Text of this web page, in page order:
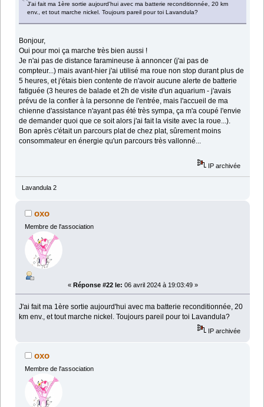
J'ai fait ma 1ère sortie aujourd'hui avec ma batterie reconditionnée, 20 km
env., et tout marche nickel. Toujours pareil pour toi Lavandula?
Bonjour,
Oui pour moi ça marche très bien aussi !
Je n'ai pas de distance faramineuse à annoncer (j'ai pas de
compteur...) mais avant-hier j'ai utilisé ma roue non stop durant plus de
5 heures, et j'étais bien contente de n'avoir aucune alerte de batterie
fatiguée (3 heures de balade et 2h de visite d'un aquarium - j'avais
prévu de la confier à la personne de l'entrée, mais l'accueil de ma
chienne d'assistance n'ayant pas été très sympa, ça m'a coupé l'envie
de demander quoi que ce soit alors j'ai fait la visite avec la roue...).
Bon après c'était un parcours plat de chez plat, sûrement moins
consommateur en énergie qu'un parcours très vallonné...
IP archivée
Lavandula 2
oxo
Membre de l'association
« Réponse #22 le: 06 avril 2024 à 19:03:49 »
J'ai fait ma 1ère sortie aujourd'hui avec ma batterie reconditionnée, 20
km env., et tout marche nickel. Toujours pareil pour toi Lavandula?
IP archivée
oxo
Membre de l'association